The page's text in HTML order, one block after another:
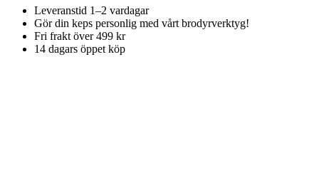
Leveranstid 1–2 vardagar
Gör din keps personlig med vårt brodyrverktyg!
Fri frakt över 499 kr
14 dagars öppet köp